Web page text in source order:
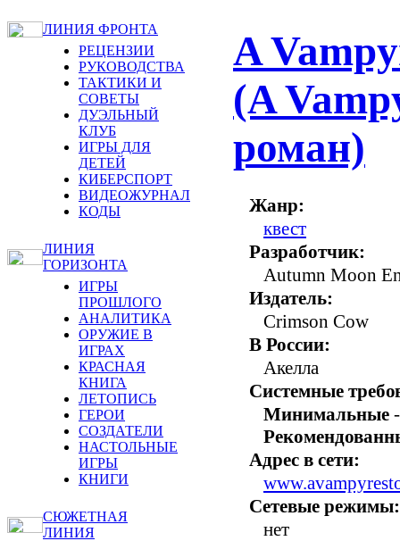
ЛИНИЯ ФРОНТА
РЕЦЕНЗИИ
РУКОВОДСТВА
ТАКТИКИ И
СОВЕТЫ
ДУЭЛЬНЫЙ
КЛУБ
ИГРЫ ДЛЯ
ДЕТЕЙ
КИБЕРСПОРТ
ВИДЕОЖУРНАЛ
КОДЫ
ЛИНИЯ
ГОРИЗОНТА
ИГРЫ
ПРОШЛОГО
АНАЛИТИКА
ОРУЖИЕ В
ИГРАХ
КРАСНАЯ
КНИГА
ЛЕТОПИСЬ
ГЕРОИ
СОЗДАТЕЛИ
НАСТОЛЬНЫЕ
ИГРЫ
КНИГИ
СЮЖЕТНАЯ
ЛИНИЯ
A
(A
роман)
Жанр:
квест
Разработчик:
Autumn Moon
Издатель:
Crimson Cow
В России:
Акелла
Системные
Минимальные
Адрес в сети:
Сетевые режимы:
нет